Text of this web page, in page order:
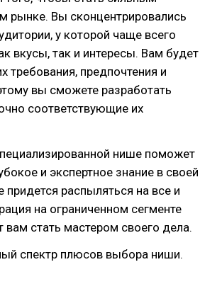
рынке. Вы сконцентрировались
у которой чаще всего
вкусы, так и интересы. Вам будет
требования, предпочтения и
вы сможете разработать
соответствующие их
нише поможет
и экспертное знание в своей
придется распыляться на все и
на ограниченном сегменте
стать мастером своего дела.
спектр плюсов выбора ниши.